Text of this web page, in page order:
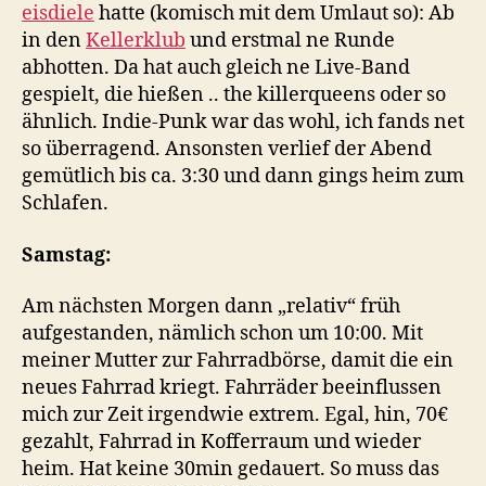
eisdiele hatte (komisch mit dem Umlaut so): Ab
in denKellerklub und erstmal ne Runde
abhotten. Da hat auch gleich ne Live-Band
gespielt, die hießen .. the killerqueens oder so
ähnlich. Indie-Punk war das wohl, ich fands net
so überragend. Ansonsten verlief der Abend
gemütlich bis ca. 3:30 und dann gings heim zum
Schlafen.
Samstag:
Am nächsten Morgen dann „relativ“ früh
aufgestanden, nämlich schon um 10:00. Mit
meiner Mutter zur Fahrradbörse, damit die ein
neues Fahrrad kriegt. Fahrräder beeinflussen
mich zur Zeit irgendwie extrem. Egal, hin, 70€
gezahlt, Fahrrad in Kofferraum und wieder
heim. Hat keine 30min gedauert. So muss das